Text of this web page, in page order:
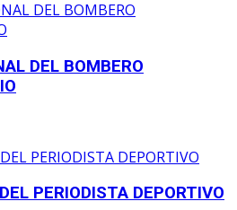
DEL BOMBERO
PERIODISTA DEPORTIVO